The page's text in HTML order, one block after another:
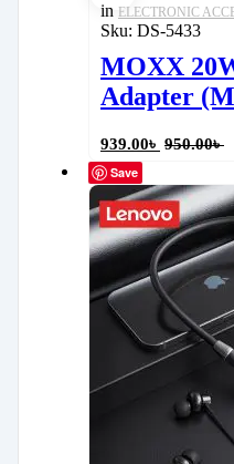
in ELECTRONIC
Sku: DS-5433
MOXX
Adapter
939.00৳ 950.00৳
Save